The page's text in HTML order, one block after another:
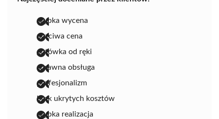
szybka wycena
uczciwa cena
gotówka od ręki
sprawna obsługa
profesjonalizm
brak ukrytych kosztów
szybka realizacja